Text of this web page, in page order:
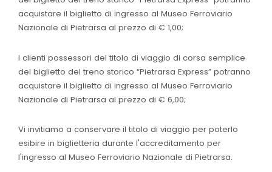
acquistare il biglietto di ingresso al Museo Ferroviario
Nazionale di Pietrarsa al prezzo di € 1,00;
I clienti possessori del titolo di viaggio di corsa semplice
del biglietto del treno storico “Pietrarsa Express” potranno
acquistare il biglietto di ingresso al Museo Ferroviario
Nazionale di Pietrarsa al prezzo di € 6,00;
Vi invitiamo a conservare il titolo di viaggio per poterlo
esibire in biglietteria durante l'accreditamento per
l'ingresso al Museo Ferroviario Nazionale di Pietrarsa.